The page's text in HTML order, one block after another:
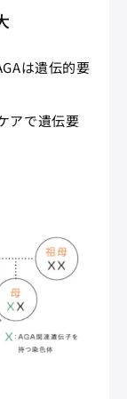
は遺伝的要
アで遺伝要